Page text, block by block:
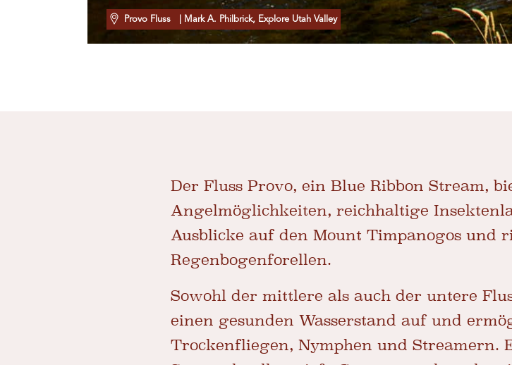
Provo Fluss | Mark A. Philbrick, Explore Utah Valley
Der Fluss Provo, ein Blue Ribbon Stream,
Angelmöglichkeiten, reichhaltige
Ausblicke auf den Mount Timpanogos und
Regenbogenforellen.
Sowohl der mittlere als auch der untere
einen gesunden Wasserstand auf und
Trockenfliegen, Nymphen und Streamern.